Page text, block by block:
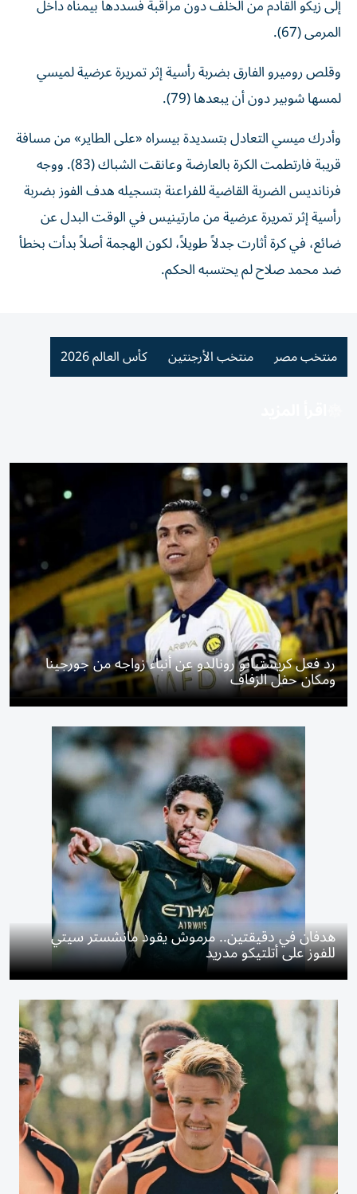
إلى زيكو القادم من الخلف دون مراقبة فسددها بيمناه داخل
المرمى (67).
وقلص روميرو الفارق بضربة رأسية إثر تمريرة عرضية لميسي
لمسها شوبير دون أن يبعدها (79).
وأدرك ميسي التعادل بتسديدة بيسراه «على الطاير» من مسافة
قريبة فارتطمت الكرة بالعارضة وعانقت الشباك (83). ووجه
فرنانديس الضربة القاضية للفراعنة بتسجيله هدف الفوز بضربة
رأسية إثر تمريرة عرضية من مارتينيس في الوقت البدل عن
ضائع، في كرة أثارت جدلاً طويلاً، لكون الهجمة أصلاً بدأت بخطأ
ضد محمد صلاح لم يحتسبه الحكم.
منتخب مصر منتخب الأرجنتين كأس العالم 2026
رد فعل كريستيانو رونالدو عن أنباء زواجه من جورجينا
ومكان حفل الزفاف
هدفان في دقيقتين.. مرموش يقود مانشستر سيتي
للفوز على أتلتيكو مدريد